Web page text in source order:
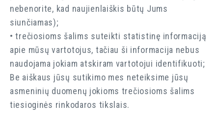
nebenorite, kad naujienlaiškis būtų Jums
siunčiamas);
• trečiosioms šalims suteikti statistinę informaciją
apie mūsų vartotojus, tačiau ši informacija nebus
naudojama jokiam atskiram vartotojui identifikuoti;
Be aiškaus jūsų sutikimo mes neteiksime jūsų
asmeninių duomenų jokioms trečiosioms šalims
tiesioginės rinkodaros tikslais.